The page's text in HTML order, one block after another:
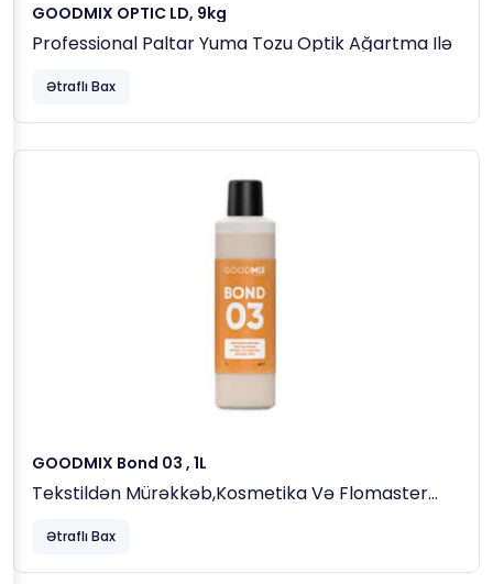
GOODMIX OPTIC LD, 9kg
Professional Paltar Yuma Tozu Optik Ağartma Ilə
Ətraflı Bax
GOODMIX Bond 03 , 1L
Tekstildən Mürəkkəb,kosmetika Və Flomaster
Ətraflı Bax